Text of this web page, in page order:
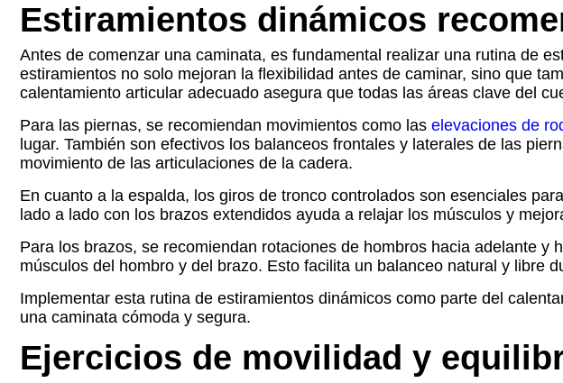
Estiramientos dinámicos
Antes de comenzar una caminata, es fundamental realizar una rutina de
estiramientos no solo mejoran la flexibilidad antes de caminar, sino que
calentamiento articular adecuado asegura que todas las áreas clave del
Para las piernas, se recomiendan movimientos como las elevaciones de
lugar. También son efectivos los balanceos frontales y laterales de las
movimiento de las articulaciones de la cadera.
En cuanto a la espalda, los giros de tronco controlados son esenciales
lado a lado con los brazos extendidos ayuda a relajar los músculos y
Para los brazos, se recomiendan rotaciones de hombros hacia adelante
músculos del hombro y del brazo. Esto facilita un balanceo natural y libre
Implementar esta rutina de estiramientos dinámicos como parte del
una caminata cómoda y segura.
Ejercicios de movilidad y